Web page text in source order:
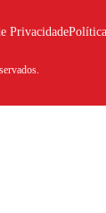
Privacidade